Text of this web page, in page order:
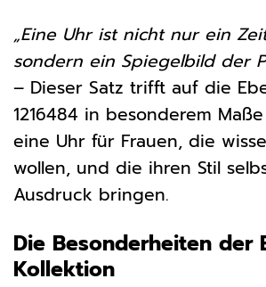
„Eine Uhr ist nicht nur ein
sondern ein Spiegelbild der
– Dieser Satz trifft auf die
1216484 in besonderem
eine Uhr für Frauen, die
wollen, und die ihren Stil
Ausdruck bringen.
Die Besonderheiten der
Kollektion